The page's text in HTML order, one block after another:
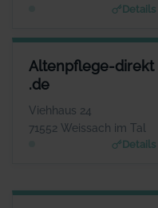
Details
Altenpflege-direkt
.de
Viehhaus 24
71552 Weissach im Tal
Details
ALTENPFLEGE-DIREKT .DE
ANSPRECHPARTNER
www.altenpflege-direkt.
de